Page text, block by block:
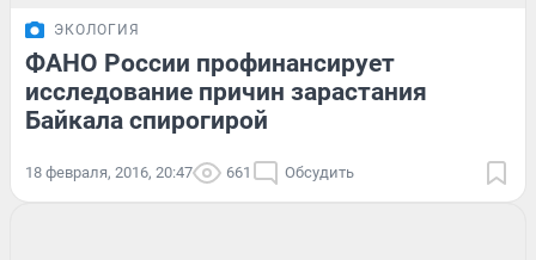
ЭКОЛОГИЯ
ФАНО России профинансирует
исследование причин зарастания
Байкала спирогирой
18 февраля, 2016, 20:47 661 Обсудить